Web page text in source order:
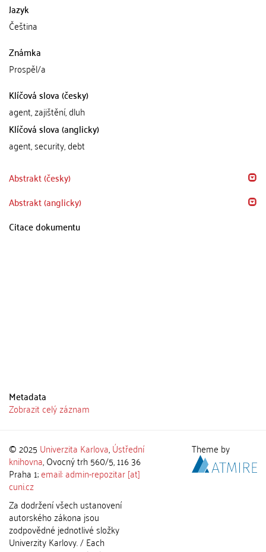
Jazyk
Čeština
Známka
Prospěl/a
Klíčová slova (česky)
agent, zajištění, dluh
Klíčová slova (anglicky)
agent, security, debt
Abstrakt (česky)
Abstrakt (anglicky)
Citace dokumentu
Metadata
Zobrazit celý záznam
© 2025 Univerzita Karlova,Ústřední
knihovna, Ovocný trh 560/5, 116 36
Praha 1;email: admin-repozitar [at]
cuni.cz
Za dodržení všech ustanovení
autorského zákona jsou
zodpovědné jednotlivé složky
Univerzity Karlovy. / Each
Theme by